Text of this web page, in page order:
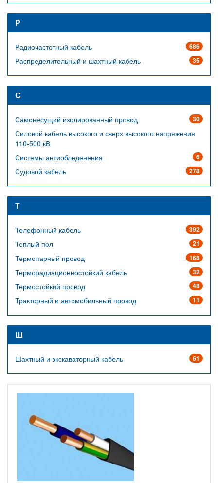
Р
686
Радиочастотный кабель
35
Распределительный и шахтный кабель
С
30
Самонесущий изолированный провод
Силовой кабель высокого и сверх высокого напряжения
110-500 кВ
6
Системы антиобледенения
278
Судовой кабель
Т
392
Телефонный кабель
21
Теплый пол
168
Термопарный провод
32
Терморадиационностойкий кабель
48
Термостойкий провод
11
Тракторный и автомобильный провод
Ш
61
Шахтный и экскаваторный кабель